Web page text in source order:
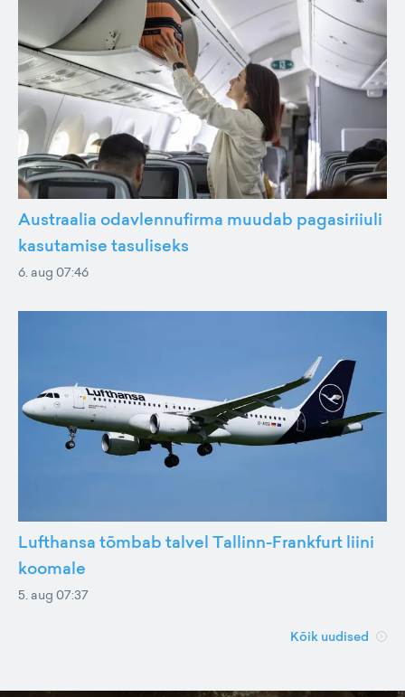
Austraalia odavlennufirma muudab pagasiriiuli
kasutamise tasuliseks
6. aug 07:46
Lufthansa tõmbab talvel Tallinn-Frankfurt liini
koomale
5. aug 07:37
Kõik uudised